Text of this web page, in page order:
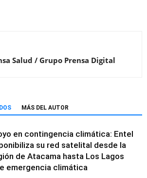
Salud / Grupo Prensa Digital
MÁS DEL AUTOR
en contingencia climática: Entel
su red satelital desde la
de Atacama hasta Los Lagos
emergencia climática